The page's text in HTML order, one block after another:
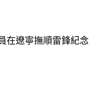
在遼寧撫順雷鋒紀念